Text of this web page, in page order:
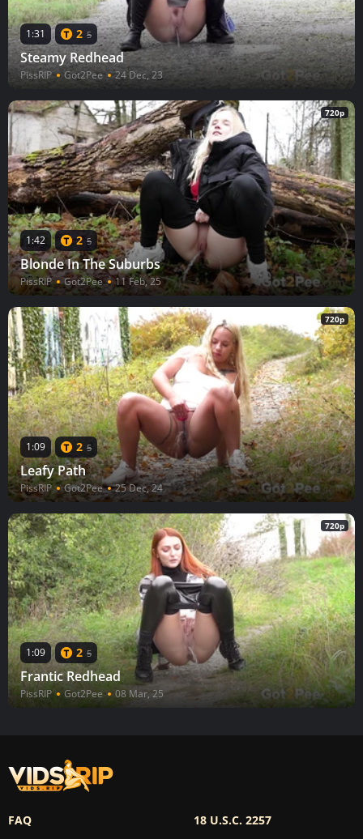
1:31 2 5
Steamy Redhead
PissRIP Got2Pee 24 Dec, 23
720p
1:42 2 5
Blonde In The Suburbs
PissRIP Got2Pee 11 Feb, 25
720p
1:09 2 5
Leafy Path
PissRIP Got2Pee 25 Dec, 24
720p
1:09 2 5
Frantic Redhead
PissRIP Got2Pee 08 Mar, 25
FAQ
18 U.S.C. 2257